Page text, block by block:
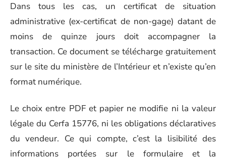
Dans tous les cas, un certificat de situation
administrative (ex-certificat de non-gage) datant de
moins de quinze jours doit accompagner la
transaction. Ce document se télécharge gratuitement
sur le site du ministère de l’Intérieur et n’existe qu’en
format numérique.
Le choix entre PDF et papier ne modifie ni la valeur
légale du Cerfa 15776, ni les obligations déclaratives
du vendeur. Ce qui compte, c’est la lisibilité des
informations portées sur le formulaire et la